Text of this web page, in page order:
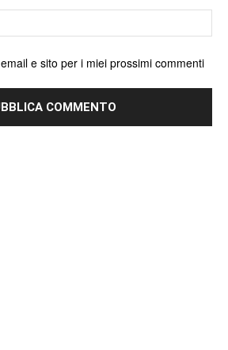
e sito per i miei prossimi commenti